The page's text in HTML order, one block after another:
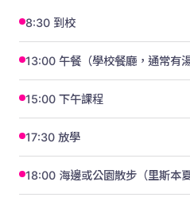
8:30 到校
13:00 午餐（學校餐廳，通常有
15:00 下午課程
17:30 放學
18:00 海邊或公園散步（里斯本